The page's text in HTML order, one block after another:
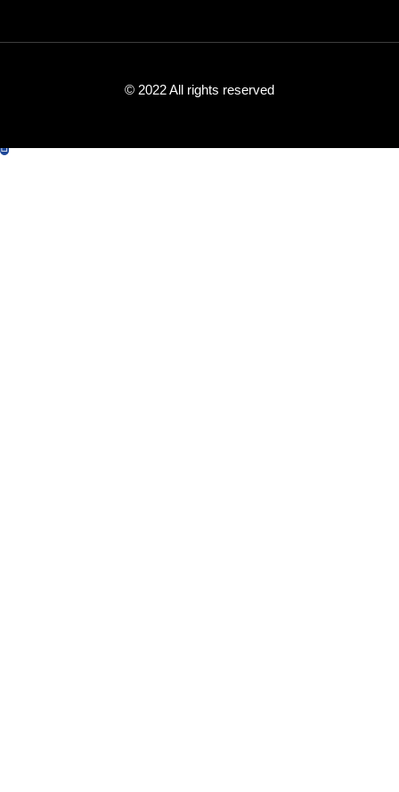
© 2022 All rights reserved